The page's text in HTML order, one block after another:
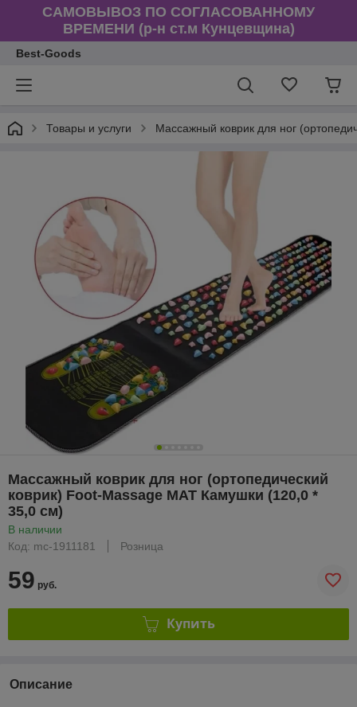
САМОВЫВОЗ ПО СОГЛАСОВАННОМУ
ВРЕМЕНИ (р-н ст.м Кунцевщина)
Best-Goods
Товары и услуги Массажный коврик для ног
Массажный коврик для ног (ортопедический
коврик) Foot-Massage MAT Камушки (120,0 *
35,0 см)
В наличии
Код: mc-1911181
Розница
59 руб.
Купить
Описание